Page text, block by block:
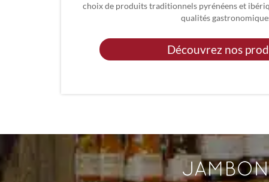
choix de produits traditionnels pyrénéens et
qualités
Découvrez nos